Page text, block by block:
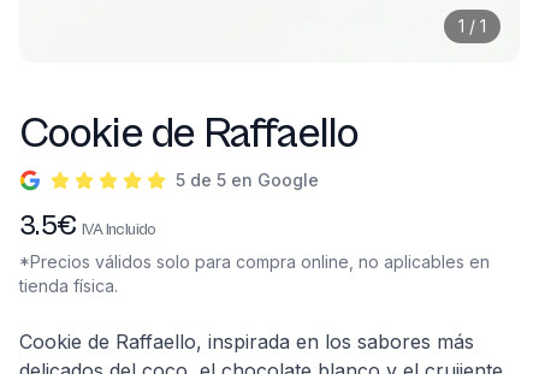
1 / 1
Cookie de Raffaello
5 de 5 en Google
Información del producto
3.5€IVA Incluido
*Precios válidos solo para compra online, no aplicables en
tienda física.
Descripción
Cookie de Raffaello, inspirada en los sabores más